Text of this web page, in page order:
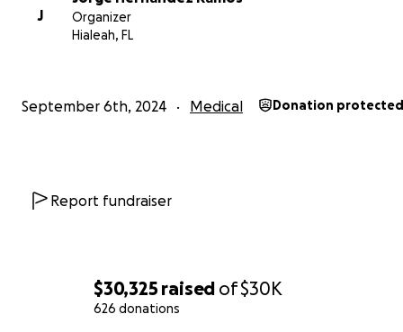
$30,325 raised of$30K
626 donations
J
Organizer
Hialeah, FL
September 6th, 2024 Medical Donation protected
Report fundraiser